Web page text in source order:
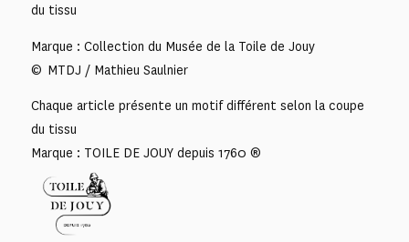
du tissu
Marque : Collection du Musée de la Toile de Jouy
© MTDJ / Mathieu Saulnier
Chaque article présente un motif différent selon la coupe
du tissu
Marque : TOILE DE JOUY depuis 1760 ®